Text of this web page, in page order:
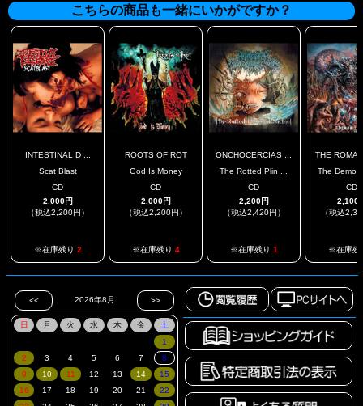
こちらの商品も一緒にいかがですか？
INTESTINAL D ...
Scat Blast
CD
2,000円
（税込2,200円）
※在庫残り 2
ROOTS OF ROT
God Is Money
CD
2,000円
（税込2,200円）
※在庫残り 4
ONCHOCERCIAS ...
The Rotted Plin ...
CD
2,200円
（税込2,420円）
※在庫残り 1
THE
The
CD
2,100
（税込
※在庫残